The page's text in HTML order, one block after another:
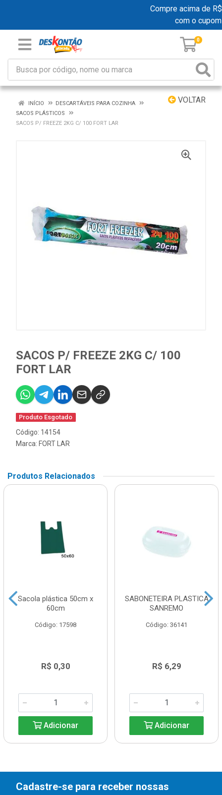
Compre acima de
com o cupom
0
VOLTAR
INÍCIO
DESCARTÁVEIS PARA COZINHA
SACOS PLÁSTICOS
SACOS P/ FREEZE 2KG C/ 100 FORT LAR
SACOS P/ FREEZE 2KG C/ 100
FORT LAR
Produto Esgotado
Código: 14154
Marca: FORT LAR
Produtos Relacionados
Sacola plástica 50cm x
60cm
Código: 17598
R$ 0,30
Adicionar
SABONETEIRA PLASTICA
SANREMO
Código: 36141
R$ 6,29
Adicionar
Cadastre-se para receber nossas